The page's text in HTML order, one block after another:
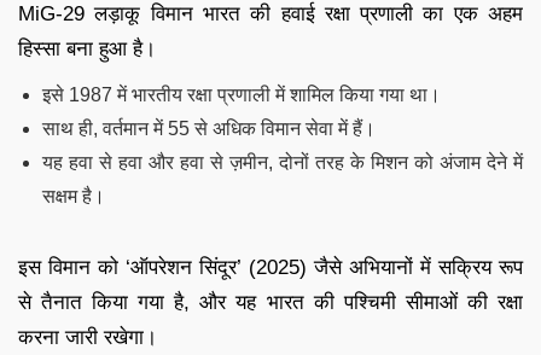
MiG-29 लड़ाकू विमान भारत की हवाई रक्षा प्रणाली का एक अहम
हिस्सा बना हुआ है।
इसे 1987 में भारतीय रक्षा प्रणाली में शामिल किया गया था।
साथ ही, वर्तमान में 55 से अधिक विमान सेवा में हैं।
यह हवा से हवा और हवा से ज़मीन, दोनों तरह के मिशन को अंजाम देने में
सक्षम है।
इस विमान को ‘ऑपरेशन सिंदूर’ (2025) जैसे अभियानों में सक्रिय रूप
से तैनात किया गया है, और यह भारत की पश्चिमी सीमाओं की रक्षा
करना जारी रखेगा।